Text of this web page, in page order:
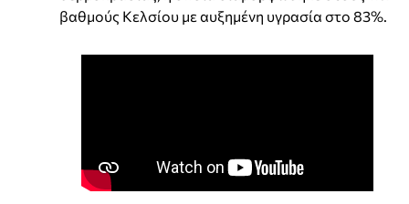
βαθμούς Κελσίου με αυξημένη υγρασία στο 83%.